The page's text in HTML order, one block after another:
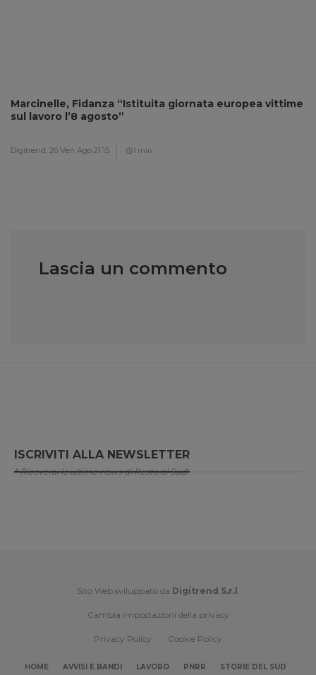
Marcinelle, Fidanza “Istituita giornata europea vittime
sul lavoro l’8 agosto”
Digitrend, 26 Ven Ago 21:15 1 min
Lascia un commento
ISCRIVITI ALLA NEWSLETTER
* Riceverai le ultime news di Resto al Sud!
Sito Web sviluppato da Digitrend S.r.l .
Cambia impostazioni della privacy
Privacy Policy Cookie Policy
HOME AVVISI E BANDI LAVORO PNRR STORIE DEL SUD